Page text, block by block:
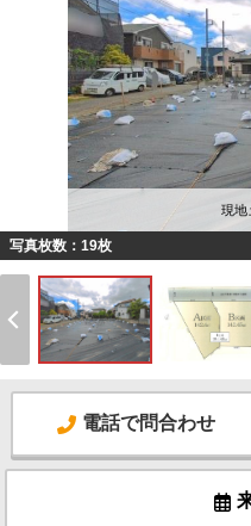
現地
写真枚数：19枚
電話で問合わせ